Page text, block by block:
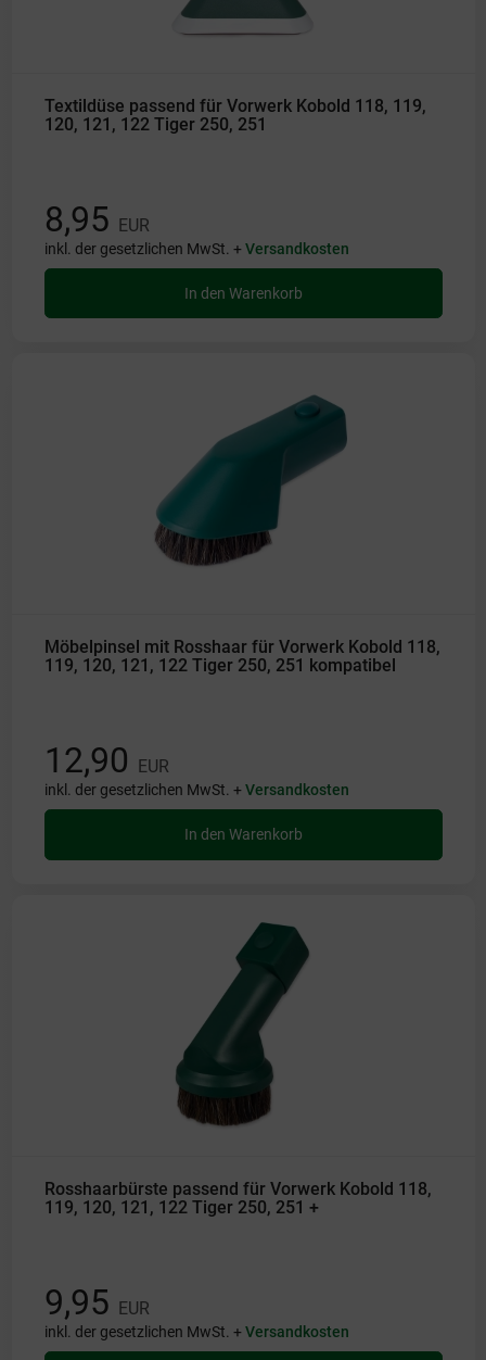
Textildüse passend für Vorwerk Kobold 118, 119,
120, 121, 122 Tiger 250, 251
8,95 EUR
inkl. der gesetzlichen MwSt. +Versandkosten
In den Warenkorb
Möbelpinsel mit Rosshaar für Vorwerk Kobold 118,
119, 120, 121, 122 Tiger 250, 251 kompatibel
12,90 EUR
inkl. der gesetzlichen MwSt. +Versandkosten
In den Warenkorb
Rosshaarbürste passend für Vorwerk Kobold 118,
119, 120, 121, 122 Tiger 250, 251 +
9,95 EUR
inkl. der gesetzlichen MwSt. +Versandkosten